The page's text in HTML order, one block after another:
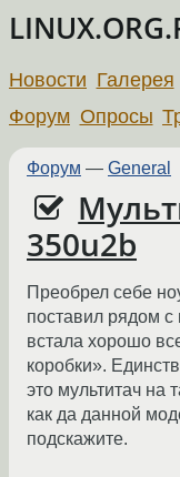
Новости Галерея
Форум Опросы
Форум — General
350u2b
Преобрел себе
поставил рядом
встала хорошо
коробки».
это мультитач на
как да данной
подскажите.